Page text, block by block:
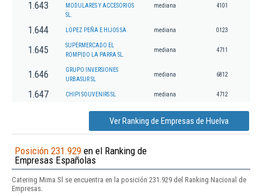
1.643
MODULARES Y ACCESORIOS
SL.
mediana 4101
1.644 LOPEZ PEÑA E HIJOS SA mediana 0123
1.645
SUPERMERCADO EL
ROMPIDO LA PARRA SL.
mediana 4711
1.646
GRUPO INVERSIONES
URBASUR SL
mediana 6812
1.647 CHIPI SOUVENIRS SL mediana 4712
Ver Ranking de Empresas de Huelva
Posición 231.929 en el Ranking de
Empresas Españolas
Catering Mima Sl se encuentra en la posición 231.929 del Ranking Nacional de
Empresas.